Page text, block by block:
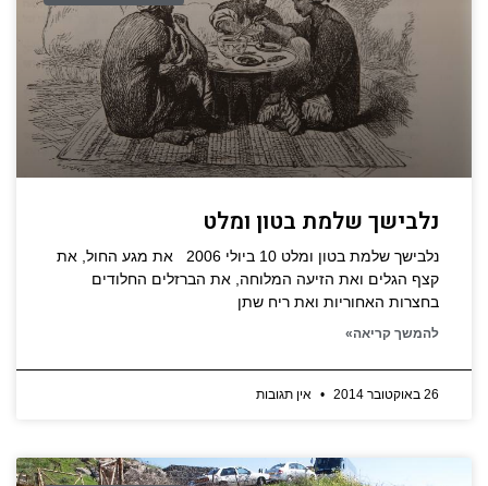
נלבישך שלמת בטון ומלט
נלבישך שלמת בטון ומלט 10 ביולי 2006 את מגע החול, את
קצף הגלים ואת הזיעה המלוחה, את הברזלים החלודים
בחצרות האחוריות ואת ריח שתן
להמשך קריאה»
26 באוקטובר 2014 אין תגובות